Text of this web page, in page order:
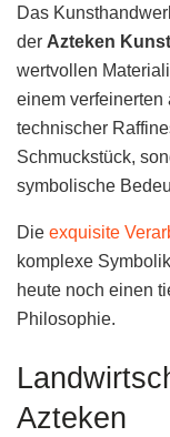
Das
der Azteken Kunst
wertvollen
einem verfeinerten
technischer
Schmuckstück,
symbolische
Die exquisite
komplexe
heute noch einen
Philosophie.
Azteken